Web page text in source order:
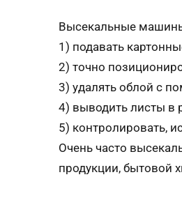
Высекальные
1) подавать
2) точно
3) удалять облой с
4) выводить листы в
5) контролировать,
Очень часто
продукции, бытовой